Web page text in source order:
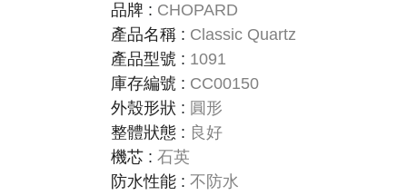
品牌 : CHOPARD
產品名稱 : Classic Quartz
產品型號 : 1091
庫存編號 : CC00150
外殼形狀 : 圓形
整體狀態 : 良好
機芯 : 石英
防水性能 : 不防水